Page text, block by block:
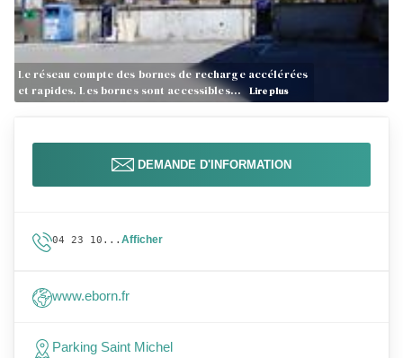
Le réseau compte des bornes de recharge accélérées
et rapides. Les bornes sont accessibles…
Lire plus
DEMANDE D'INFORMATION
04 23 10... Afficher
www.eborn.fr
Parking Saint Michel